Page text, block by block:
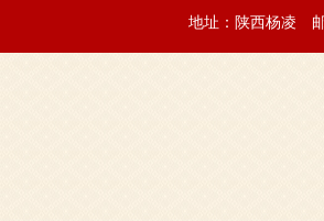
地址：陕西杨凌